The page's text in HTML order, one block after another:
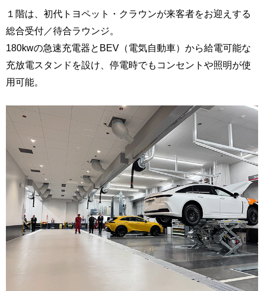
１階は、初代トヨペット・クラウンが来客者をお迎えする
総合受付／待合ラウンジ。
180kwの急速充電器とBEV（電気自動車）から給電可能な
充放電スタンドを設け、停電時でもコンセントや照明が使
用可能。